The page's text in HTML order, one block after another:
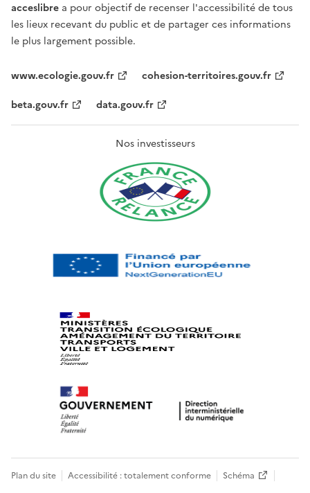
acceslibre a pour objectif de recenser l'accessibilité de tous
les lieux recevant du public et de partager ces informations
le plus largement possible.
www.ecologie.gouv.fr
cohesion-territoires.gouv.fr
beta.gouv.fr
data.gouv.fr
Nos investisseurs
Plan du site Accessibilité : totalement conforme Schéma